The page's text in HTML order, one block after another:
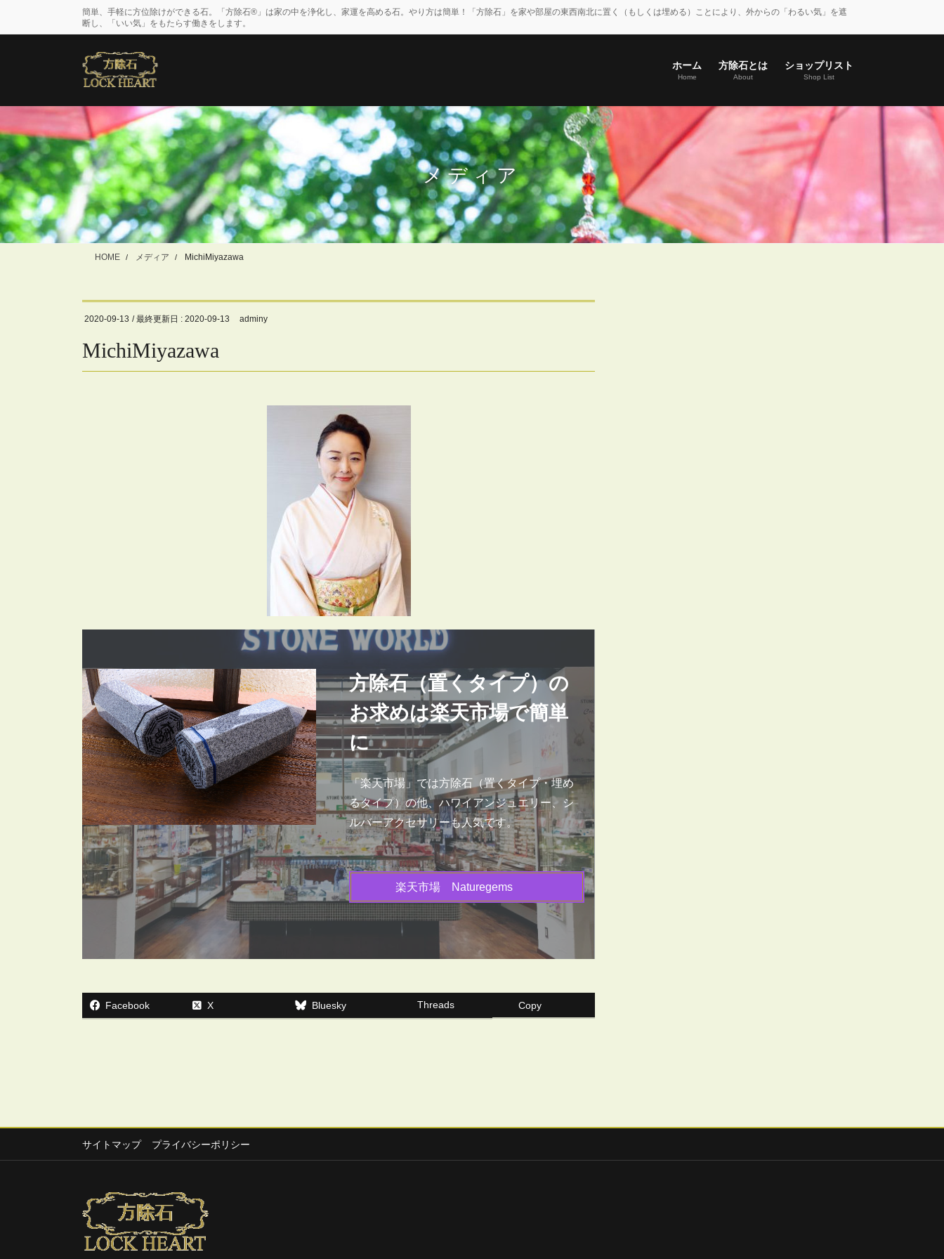
移
動
ン
に
移
動
簡単、手軽に方位除けができる石。「方除石®」は家の中を浄化し、家運を高める石。やり方は簡単！「方除石」を家や部屋の東西南北に置く（もしくは埋める）ことにより、外からの「わるい気」を遮
断し、「いい気」をもたらす働きをします。
ホーム
Home
方除石とは
About
ショップリスト
Shop List
メディア
HOME メディア MichiMiyazawa
2020-09-13 / 最終更新日 : 2020-09-13 adminy
MichiMiyazawa
方除石（置くタイプ）の
お求めは楽天市場で簡単
に
「楽天市場」では方除石（置くタイプ・埋め
るタイプ）の他、ハワイアンジュエリー、シ
ルバーアクセサリーも人気です。
楽天市場 Naturegems
Facebook X Bluesky Threads Copy
サイトマップ プライバシーポリシー